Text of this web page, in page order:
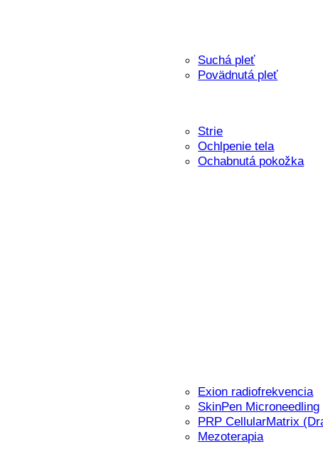
Suchá pleť
Povädnutá pleť
Strie
Ochlpenie tela
Ochabnutá pokožka
Exion radiofrekvencia
SkinPen Microneedling
PRP CellularMatrix
Mezoterapia